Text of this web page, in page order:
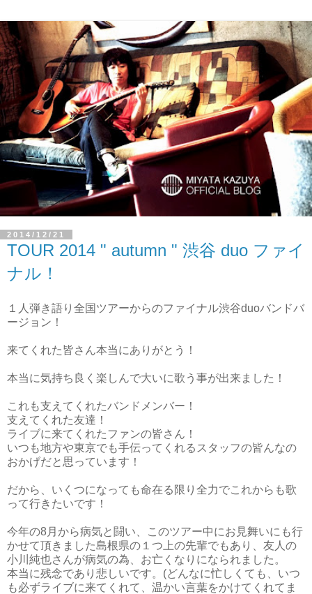
2014/12/21
TOUR 2014 " autumn " 渋谷 duo ファイ
ナル！
１人弾き語り全国ツアーからのファイナル渋谷duoバンドバ
ージョン！
来てくれた皆さん本当にありがとう！
本当に気持ち良く楽しんで大いに歌う事が出来ました！
これも支えてくれたバンドメンバー！
支えてくれた友達！
ライブに来てくれたファンの皆さん！
いつも地方や東京でも手伝ってくれるスタッフの皆んなの
おかげだと思っています！
だから、いくつになっても命在る限り全力でこれからも歌
って行きたいです！
今年の8月から病気と闘い、このツアー中にお見舞いにも行
かせて頂きました島根県の１つ上の先輩でもあり、友人の
小川純也さんが病気の為、お亡くなりになられました。
本当に残念であり悲しいです。(どんなに忙しくても、いつ
も必ずライブに来てくれて、温かい言葉をかけてくれてま